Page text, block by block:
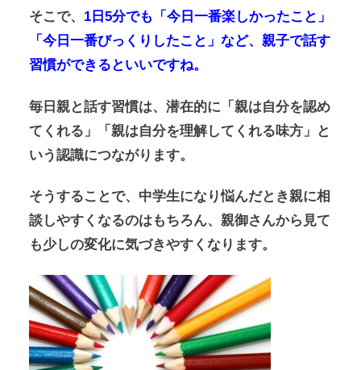
そこで、 1日5分でも「今日一番楽しかったこと」
「今日一番びっくりしたこと」など、親子で話す
習慣ができるといいですね。
毎日親と話す習慣は、潜在的に 「親は自分を認め
てくれる」「親は自分を理解してくれる味方」
と
いう認識につながります。
そうすることで、中学生になり悩んだとき親に相
談しやすくなるのはもちろん、親御さんから見て
も少しの変化に気づきやすくなります。